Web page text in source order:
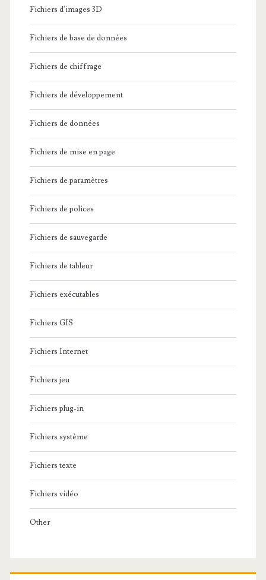
D
V
o
e
s
e
s
r
.
A
n
n
s
Fichiers d'images 3D
Fichiers de base de données
Fichiers de chiffrage
Fichiers de développement
Fichiers de données
Fichiers de mise en page
Fichiers de paramètres
Fichiers de polices
Fichiers de sauvegarde
Fichiers de tableur
Fichiers exécutables
Fichiers GIS
Fichiers Internet
Fichiers jeu
Fichiers plug-in
Fichiers système
Fichiers texte
Fichiers vidéo
Other